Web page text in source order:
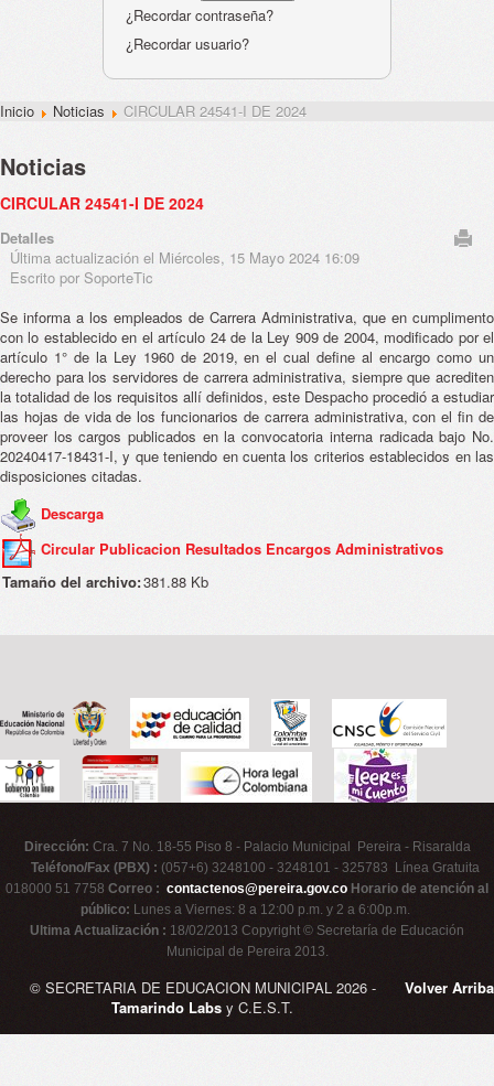
¿Recordar contraseña?
¿Recordar usuario?
Inicio Noticias CIRCULAR 24541-I DE 2024
Noticias
CIRCULAR 24541-I DE 2024
Detalles
Última actualización el Miércoles, 15 Mayo 2024 16:09
Escrito por SoporteTic
Se informa a los empleados de Carrera Administrativa, que en cumplimento
con lo establecido en el artículo 24 de la Ley 909 de 2004, modificado por el
artículo 1° de la Ley 1960 de 2019, en el cual define al encargo como un
derecho para los servidores de carrera administrativa, siempre que acrediten
la totalidad de los requisitos allí definidos, este Despacho procedió a estudiar
las hojas de vida de los funcionarios de carrera administrativa, con el fin de
proveer los cargos publicados en la convocatoria interna radicada bajo No.
20240417-18431-I, y que teniendo en cuenta los criterios establecidos en las
disposiciones citadas.
Descarga
Circular Publicacion Resultados Encargos Administrativos
Tamaño del archivo:381.88 Kb
Dirección: Cra. 7 No. 18-55 Piso 8 - Palacio Municipal Pereira - Risaralda
Teléfono/Fax (PBX) : (057+6) 3248100 - 3248101 - 325783 Línea Gratuita
018000 51 7758 Correo : contactenos@pereira.gov.co Horario de atención al
público: Lunes a Viernes: 8 a 12:00 p.m. y 2 a 6:00p.m.
Ultima Actualización : 18/02/2013 Copyright © Secretaría de Educación
Municipal de Pereira 2013.
Volver Arriba
© SECRETARIA DE EDUCACION MUNICIPAL 2026 -
Tamarindo Labs y C.E.S.T.